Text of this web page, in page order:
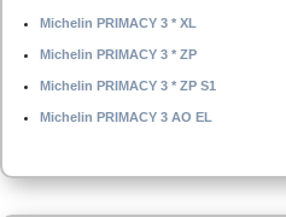
Michelin PRIMACY 3 * XL
Michelin PRIMACY 3 * ZP
Michelin PRIMACY 3 * ZP S1
Michelin PRIMACY 3 AO EL